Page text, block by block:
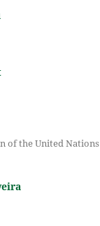
of the United Nations